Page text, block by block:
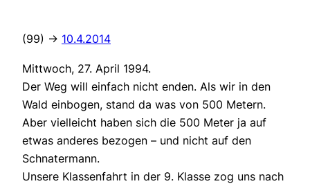
(99) -> 10.4.2014
Mittwoch, 27. April 1994.
Der Weg will einfach nicht enden. Als wir in den
Wald einbogen, stand da was von 500 Metern.
Aber vielleicht haben sich die 500 Meter ja auf
etwas anderes bezogen – und nicht auf den
Schnatermann.
Unsere Klassenfahrt in der 9. Klasse zog uns nach